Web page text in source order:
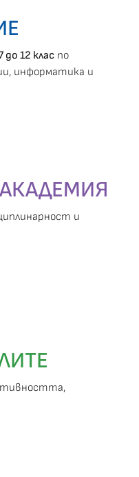
12 клас по
информатика и
АКАДЕМИЯ
и